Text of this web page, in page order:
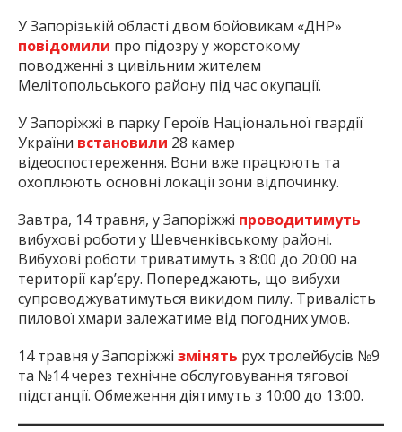
У Запорізькій області двом бойовикам «ДНР»
повідомили про підозру у жорстокому
поводженні з цивільним жителем
Мелітопольського району під час окупації.
У Запоріжжі в парку Героїв Національної гвардії
України встановили 28 камер
відеоспостереження. Вони вже працюють та
охоплюють основні локації зони відпочинку.
Завтра, 14 травня, у Запоріжжі проводитимуть
вибухові роботи у Шевченківському районі.
Вибухові роботи триватимуть з 8:00 до 20:00 на
території кар’єру. Попереджають, що вибухи
супроводжуватимуться викидом пилу. Тривалість
пилової хмари залежатиме від погодних умов.
14 травня у Запоріжжі змінять рух тролейбусів №9
та №14 через технічне обслуговування тягової
підстанції. Обмеження діятимуть з 10:00 до 13:00.